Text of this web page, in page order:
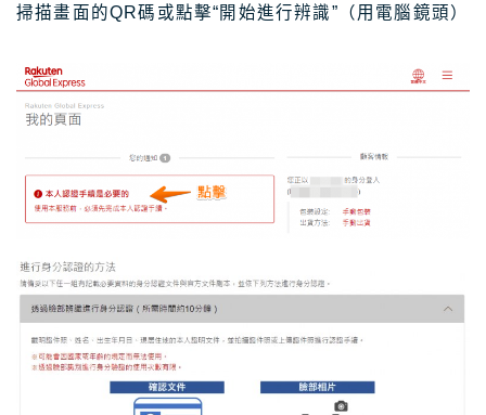
掃描畫面的QR碼或點擊“開始進行辨識”（用電腦鏡頭）